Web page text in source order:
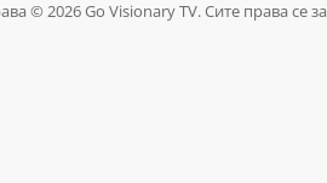
© 2026 Go Visionary TV. Сите права се